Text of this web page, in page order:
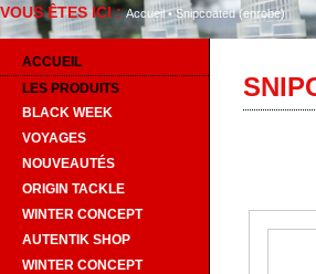
VOUS ÊTES ICI :Accueil•Snipcoated (enrobé)
ACCUEIL
LES PRODUITS
BLACK WEEK
VOYAGES
NOUVEAUTÉS
ORIGIN TACKLE
WINTER CONCEPT
AUTENTIK SHOP
WINTER CONCEPT